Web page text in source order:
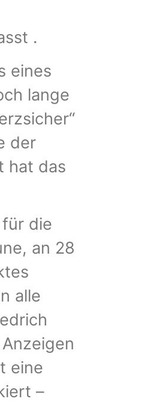
.
eines
lange
der
hat das
die
an 28
alle
eine
–